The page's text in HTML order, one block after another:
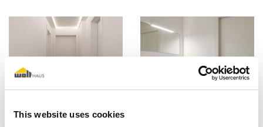
This website uses cookies